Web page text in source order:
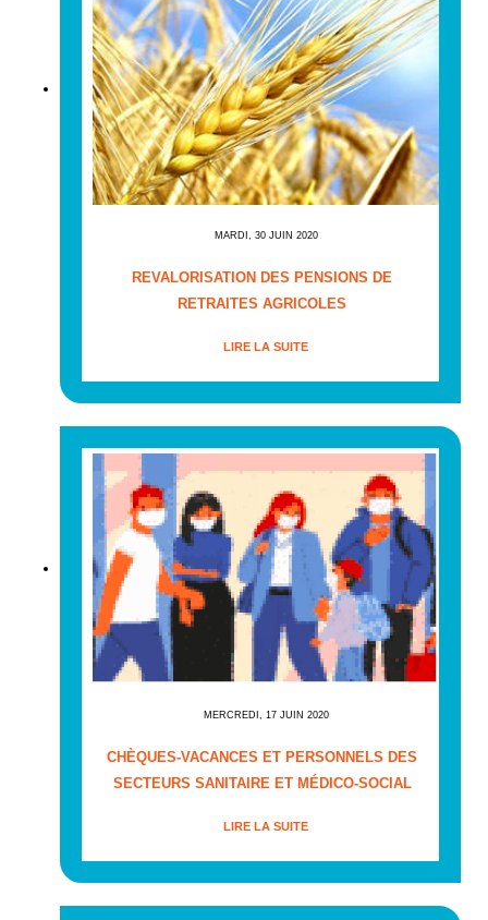
MARDI, 30 JUIN 2020
REVALORISATION DES PENSIONS DE
RETRAITES AGRICOLES
LIRE LA SUITE
MERCREDI, 17 JUIN 2020
CHÈQUES-VACANCES ET PERSONNELS DES
SECTEURS SANITAIRE ET MÉDICO-SOCIAL
LIRE LA SUITE